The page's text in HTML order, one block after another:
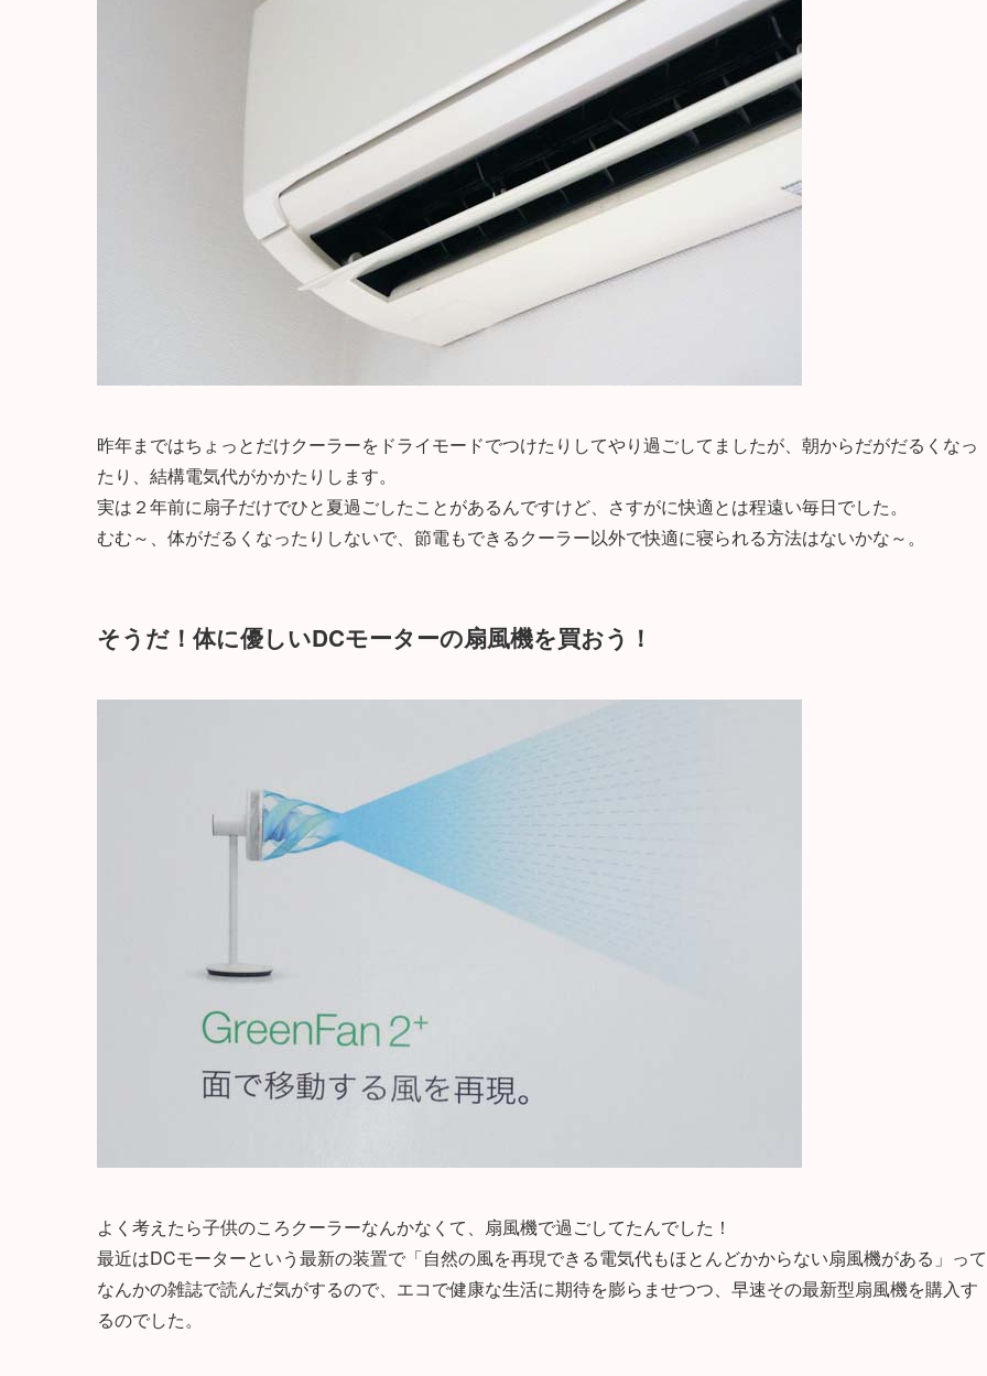
昨年まではちょっとだけクーラーをドライモードでつけたりしてやり過ごしてましたが、朝からだがだるくなっ
たり、結構電気代がかかたりします。
実は２年前に扇子だけでひと夏過ごしたことがあるんですけど、さすがに快適とは程遠い毎日でした。
むむ～、体がだるくなったりしないで、節電もできるクーラー以外で快適に寝られる方法はないかな～。
そうだ！体に優しいDCモーターの扇風機を買おう！
よく考えたら子供のころクーラーなんかなくて、扇風機で過ごしてたんでした！
最近はDCモーターという最新の装置で「自然の風を再現できる電気代もほとんどかからない扇風機がある」って
なんかの雑誌で読んだ気がするので、エコで健康な生活に期待を膨らませつつ、早速その最新型扇風機を購入す
るのでした。